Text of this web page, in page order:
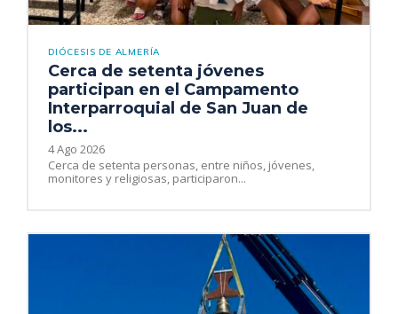
DIÓCESIS DE ALMERÍA
Cerca de setenta jóvenes
participan en el Campamento
Interparroquial de San Juan de
los...
4 Ago 2026
Cerca de setenta personas, entre niños, jóvenes,
monitores y religiosas, participaron...